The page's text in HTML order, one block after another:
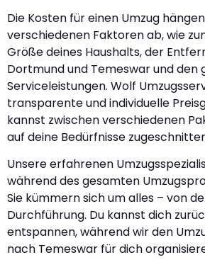
Die Kosten für einen Umzug
verschiedenen Faktoren ab, wie
Größe deines Haushalts, der
Dortmund und Temeswar und den
Serviceleistungen. Wolf
transparente und individuelle
kannst zwischen verschiedenen
auf deine Bedürfnisse
Unsere erfahrenen
während des gesamten
Sie kümmern sich um alles – von
Durchführung. Du kannst dich
entspannen, während wir den
nach Temeswar für dich